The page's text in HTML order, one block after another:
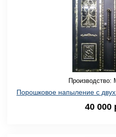
Производство:
Порошковое напыление с двух
40 000